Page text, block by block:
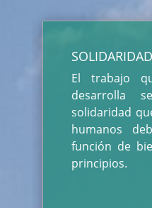
SOLIDARIDAD
El trabajo
desarrolla
solidaridad
humanos
función de
principios.